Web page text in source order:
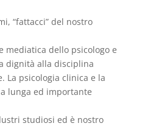
“fattacci” del nostro
mediatica dello psicologo e
dignità alla disciplina
psicologia clinica e la
lunga ed importante
studiosi ed è nostro